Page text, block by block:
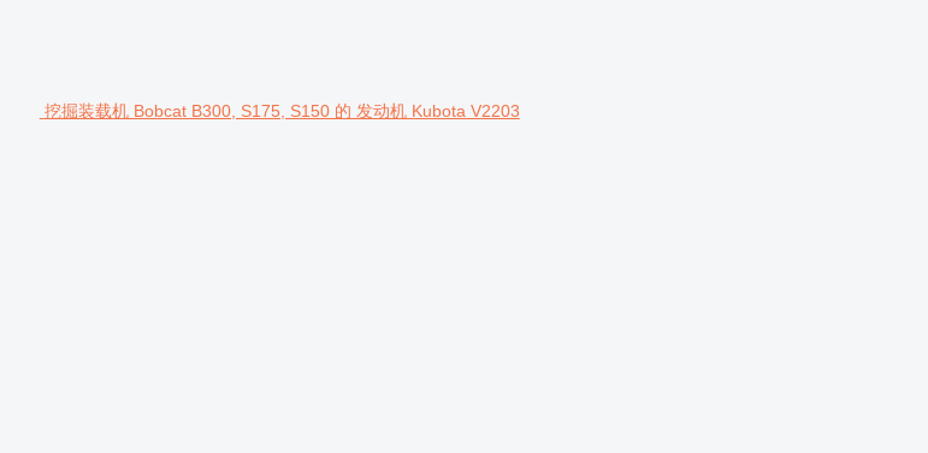
挖掘装载机 Bobcat B300, S175, S150 的 发动机 Kubota V2203